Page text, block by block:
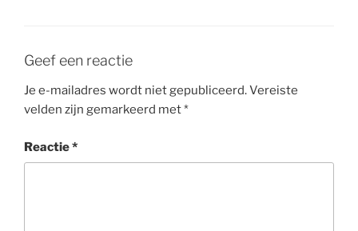
Geef een reactie
Je e-mailadres wordt niet gepubliceerd.Vereiste
velden zijn gemarkeerd met*
Reactie*